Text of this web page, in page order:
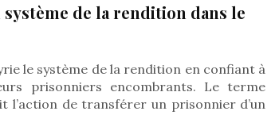
de la rendition dans le
le système de la rendition en confiant à
prisonniers encombrants. Le terme
l’action de transférer un prisonnier d’un